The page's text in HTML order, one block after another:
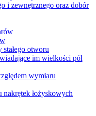
i zewnętrznego oraz dobór
stałego otworu
im wielkości pól
wymiaru
nakrętek łożyskowych